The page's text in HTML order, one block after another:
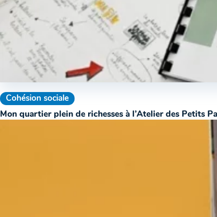
Cohésion sociale
Mon quartier plein de richesses à l’Atelier des Petits